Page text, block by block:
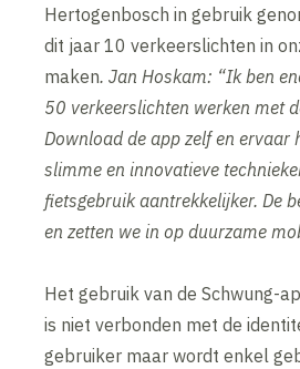
Hertogenbosch in gebruik
dit jaar 10 verkeerslichten in
maken. Jan Hoskam: “Ik ben
50 verkeerslichten werken met
Download de app zelf en ervaar
slimme en innovatieve
fietsgebruik aantrekkelijker. De
en zetten we in op duurzame
Het gebruik van de Schwung-
is niet verbonden met de
gebruiker maar wordt enkel